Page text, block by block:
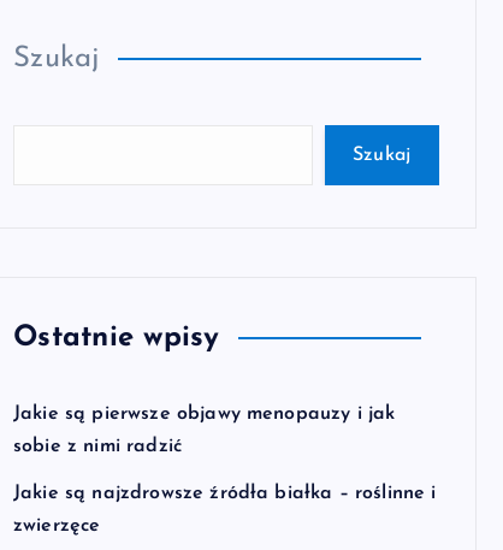
Szukaj
Szukaj
Ostatnie wpisy
Jakie są pierwsze objawy menopauzy i jak
sobie z nimi radzić
Jakie są najzdrowsze źródła białka – roślinne i
zwierzęce